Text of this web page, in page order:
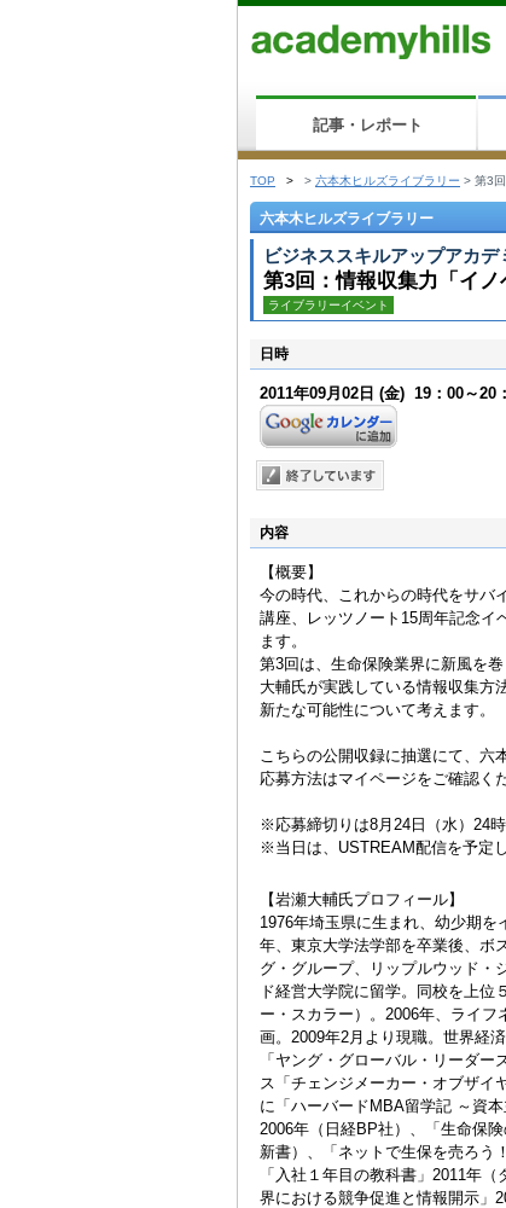
記事・レポート
TOP > > 六本木ヒルズライブラリー > 第3
六本木ヒルズライブラリー
ビジネススキルアップアカデ
第3回：情報収集力「イ
ライブラリーイベント
日時
2011年09月02日 (金) 19：00～20
内容
【概要】
今の時代、これからの時代をサバ
講座、レッツノート15周年記念イ
ます。
第3回は、生命保険業界に新風を
大輔氏が実践している情報収集方
新たな可能性について考えます。
こちらの公開収録に抽選にて、六
応募方法はマイページをご確認く
※応募締切りは8月24日（水）24時
※当日は、USTREAM配信を予定
【岩瀬大輔氏プロフィール】
1976年埼玉県に生まれ、幼少期を
年、東京大学法学部を卒業後、ボ
グ・グループ、リップルウッド・
ド経営大学院に留学。同校を上位
ー・スカラー）。2006年、ライフ
画。2009年2月より現職。世界経
「ヤング・グローバル・リーダー
ス「チェンジメーカー・オブザイ
に「ハーバードMBA留学記 ～資本
2006年（日経BP社）、「生命保
新書）、「ネットで生保を売ろう
「入社１年目の教科書」2011年
界における競争促進と情報開示」